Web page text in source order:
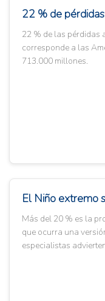
22 % de
22 % de las pérdidas
corresponde a las
713.000 millones.
El Niño extremo
Más del 20 % es la
que ocurra una
especialistas